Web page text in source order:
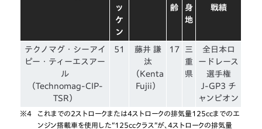
ッ
ケ
ン
齢
身
地
戦績
テクノマグ・シーアイ
ピー・ティーエスアー
ル
（Technomag-CIP-
TSR）
51
藤井 謙
汰
（Kenta
Fujii）
17
三
重
県
全日本ロ
ードレース
選手権
J-GP3 チ
ャンピオン
※4
これまでの2ストロークまたは4ストロークの排気量125ccまでのエ
ンジン搭載車を使用した“125ccクラス”が、4ストロークの排気量